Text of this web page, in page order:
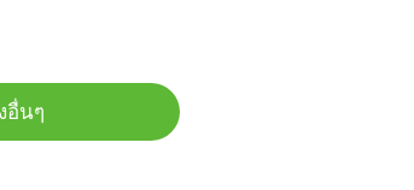
อื่นๆ